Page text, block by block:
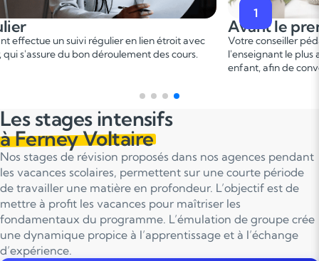
effectue un suivi régulier en lien étroit avec
s'assure du bon déroulement des cours.
1
Avant le
Votre conseiller
l'enseignant le plus
enfant, afin de
Les stages intensifs
à Ferney Voltaire
Nos stages de révision proposés dans nos agences pendant
les vacances scolaires, permettent sur une courte période
de travailler une matière en profondeur. L’objectif est de
mettre à profit les vacances pour maîtriser les
fondamentaux du programme. L’émulation de groupe crée
une dynamique propice à l’apprentissage et à l’échange
d’expérience.